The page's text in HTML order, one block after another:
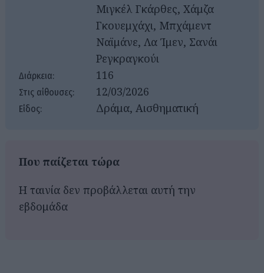
Μιγκέλ Γκάρθες, Χάμζα
Γκουεμχάχι, Μπχάμεντ
Ναϊμάνε, Λα Ίμεν, Σανάι
Ρεγκραγκούι
Διάρκεια: 116
Στις αίθουσες: 12/03/2026
Είδος: Δράμα, Αισθηματική
Που παίζεται τώρα
Η ταινία δεν προβάλλεται αυτή την
εβδομάδα